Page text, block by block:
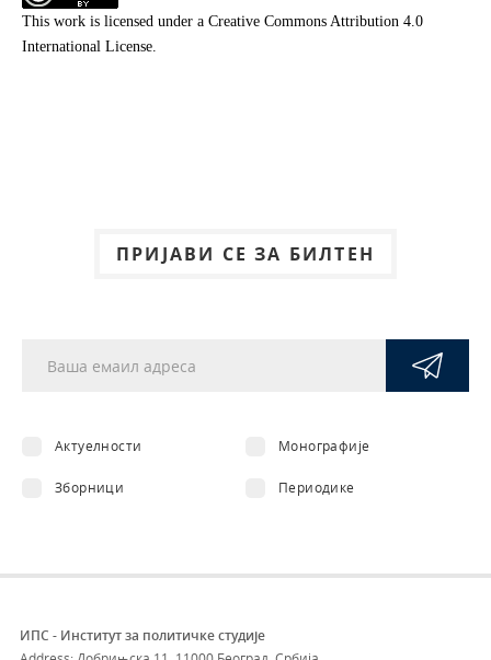
This work is licensed under a Creative Commons Attribution 4.0
International License.
ПРИЈАВИ СЕ ЗА БИЛТЕН
Актуелности Монографије
Зборници Периодике
ИПС - Институт за политичке студије